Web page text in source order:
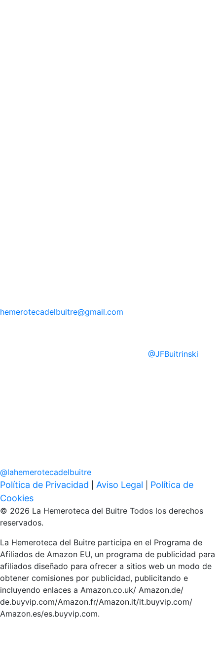
hemerotecadelbuitre@gmail.com
@JFBuitrinski
@lahemerotecadelbuitre
Política de Privacidad Aviso Legal
Política de
Cookies
© 2026 La Hemeroteca del Buitre Todos los derechos
reservados.
La Hemeroteca del Buitre participa en el Programa de
Afiliados de Amazon EU, un programa de publicidad para
afiliados diseñado para ofrecer a sitios web un modo de
obtener comisiones por publicidad, publicitando e
incluyendo enlaces a Amazon.co.uk/ Amazon.de/
de.buyvip.com/Amazon.fr/Amazon.it/it.buyvip.com/
Amazon.es/es.buyvip.com.